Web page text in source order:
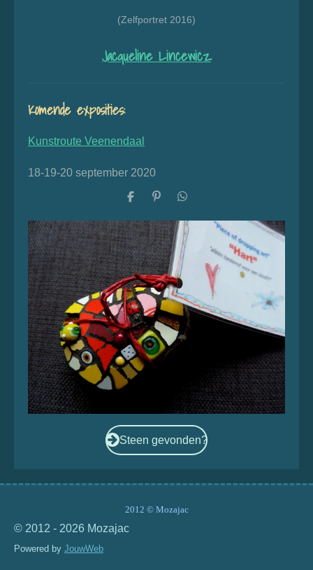
(Zelfportret 2016)
Jacqueline Lincewicz
Komende exposities:
Kunstroute Veenendaal
18-19-20 september 2020
D
l
e
n
P
n
n
e
n
D
l
e
n
Steen gevonden?
2012 © Mozajac
© 2012 - 2026 Mozajac
Powered by JouwWeb